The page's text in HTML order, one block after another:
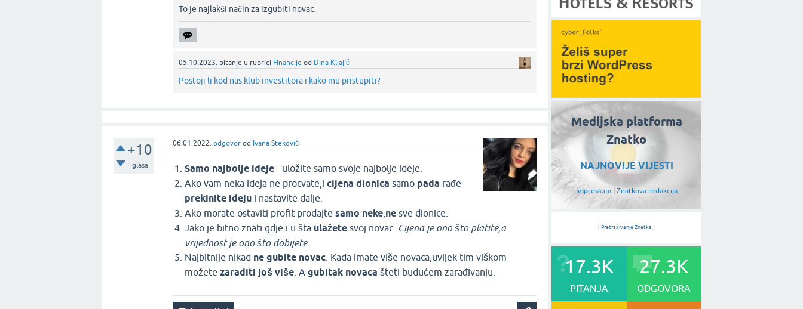
To je najlakši način za izgubiti novac.‌
05.10.2023. pitanje u rubrici Financije od Dina Kljajić
Postoji li kod nas klub investitora i kako mu pristupiti?
+10
glasa
06.01.2022. odgovor od Ivana Steković
Samo najbolje ideje- uložite samo svoje najbolje ideje.
Ako vam neka ideja ne procvate,icijena dionica samo pada rađe
prekinite ideju i nastavite dalje.
Ako morate ostaviti profit prodajtesamo neke ne sve dionice.
Jako je bitno znati gdje i u šta ulažete svoj novac. Cijena je ono što platite,a
vrijednost je ono što dobijete.
Najbitnije nikad ne gubite novac . Kada imate više novaca,uvijek tim viškom
možetezaraditi još više . Agubitak novaca šteti budućem zarađivanju.
Medijska platforma
Znatko
NAJNOVIJE VIJESTI
Impressum| Znatkova redakcija
[ Pretraživanje Znatka ]
17.3K
PITANJA
27.3K
ODGOVORA